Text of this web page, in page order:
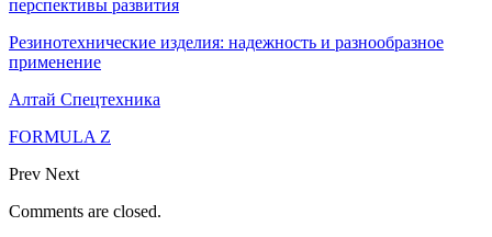
перспективы развития
Резинотехнические изделия: надежность и разнообразное
применение
Алтай Спецтехника
FORMULA Z
Prev Next
Comments are closed.